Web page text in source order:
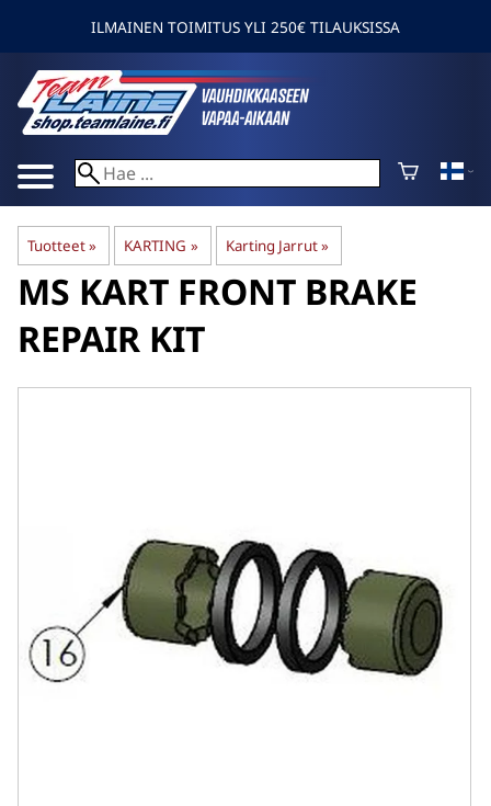
ILMAINEN TOIMITUS YLI 250€ TILAUKSISSA
Tuotteet‪» KARTING ‪» Karting Jarrut‪»
MS KART FRONT BRAKE
REPAIR KIT